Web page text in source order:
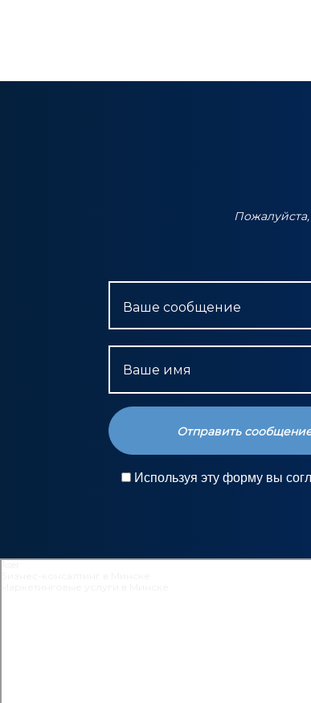
Ваше сообщение
Ваше имя
Используя эту форму вы